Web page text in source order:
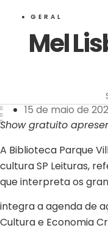
GERAL
Mel
15 de maio de
Show gratuito
A Biblioteca Parque
cultura SP Leituras,
que interpreta os
integra a agenda de
Cultura e Economia